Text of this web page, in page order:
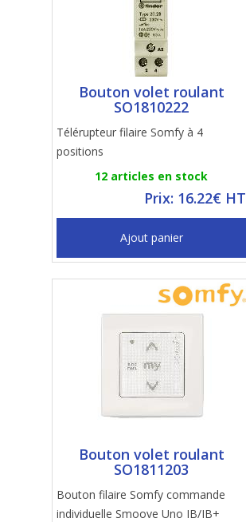
Bouton volet roulant
SO1810222
Télérupteur filaire Somfy à 4
positions
12 articles en stock
Prix: 16.22€ HT
Ajout panier
Bouton volet roulant
SO1811203
Bouton filaire Somfy commande
individuelle Smoove Uno IB/IB+